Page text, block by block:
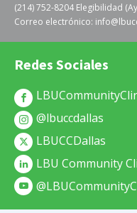
(214) 752-8204 Elegibilidad
Correo electrónico:
Redes Sociales
@lbuccdallas
LBUCCDallas
LBU Community